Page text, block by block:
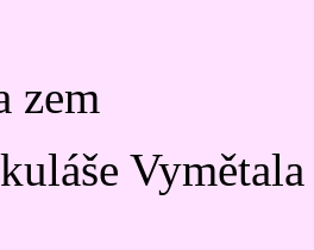
zem